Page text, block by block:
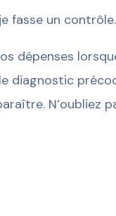
fasse un contrôle.
dépenses
diagnostic
N’oubliez